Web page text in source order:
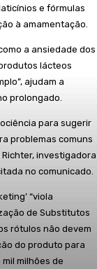
e fórmulas
à amamentação.
a ansiedade dos
lácteos
ajudam a
prolongado.
para sugerir
problemas comuns
investigadora
no comunicado.
“viola
de Substitutos
rótulos não devem
do produto para
milhões de